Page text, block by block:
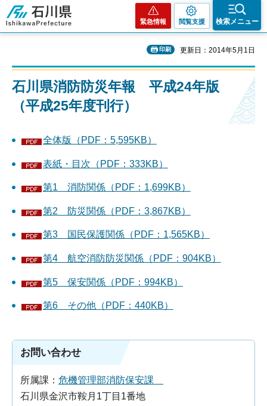
石川県
緊急情報 閲覧支援 検索メニュー
印刷 更新日：2014年5月1日
石川県消防防災年報 平成24年版
（平成25年度刊行）
全体版（PDF：5,595KB）
表紙・目次（PDF：333KB）
第1 消防関係（PDF：1,699KB）
第2 防災関係（PDF：3,867KB）
第3 国民保護関係（PDF：1,565KB）
第4 航空消防防災関係（PDF：904KB）
第5 保安関係（PDF：994KB）
第6 その他（PDF：440KB）
お問い合わせ
所属課： 危機管理部消防保安課
石川県金沢市鞍月1丁目1番地